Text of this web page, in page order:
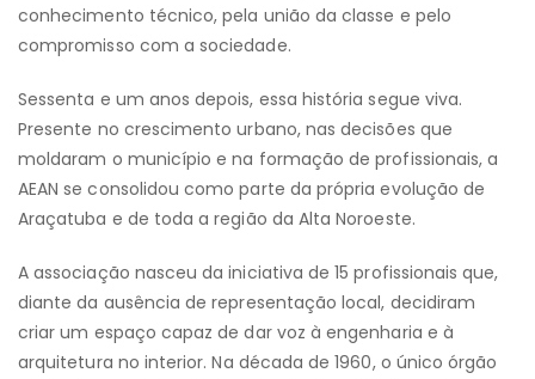
conhecimento técnico, pela união da classe e pelo
compromisso com a sociedade.
Sessenta e um anos depois, essa história segue viva.
Presente no crescimento urbano, nas decisões que
moldaram o município e na formação de profissionais, a
AEAN se consolidou como parte da própria evolução de
Araçatuba e de toda a região da Alta Noroeste.
A associação nasceu da iniciativa de 15 profissionais que,
diante da ausência de representação local, decidiram
criar um espaço capaz de dar voz à engenharia e à
arquitetura no interior. Na década de 1960, o único órgão